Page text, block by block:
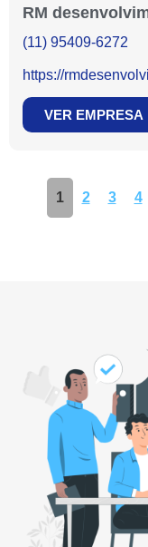
RM
(11) 95409-6272
https://
VER EMPRESA
1 2 3 4